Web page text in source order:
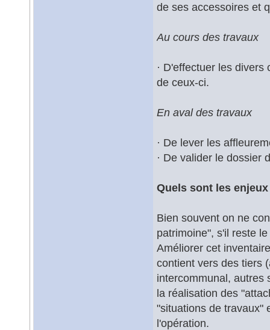
de ses accessoires et
Au cours des travaux
· D'effectuer les
de ceux-ci.
En aval des travaux
· De lever les
· De valider le dossier
Quels sont les
Bien souvent on ne
patrimoine", s'il reste
Améliorer cet
contient vers des tiers
intercommunal, autres
la réalisation des
"situations de travaux"
l'opération.